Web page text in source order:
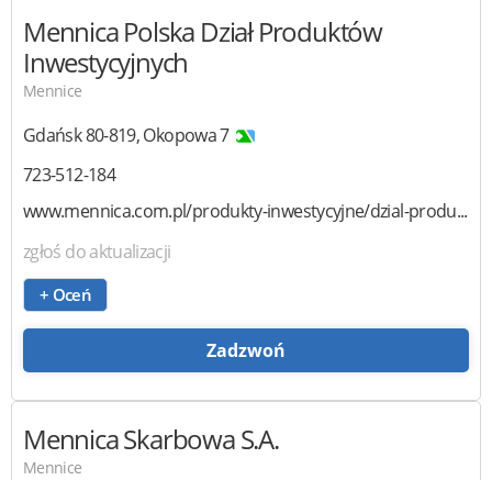
Mennica Polska Dział Produktów
Inwestycyjnych
Mennice
Gdańsk80-819,Okopowa 7
723-512-184
www.mennica.com.pl/produkty-inwestycyjne/dzial-produ...
zgłoś do aktualizacji
+ Oceń
Zadzwoń
Mennica SkarbowaS.A.
Mennice